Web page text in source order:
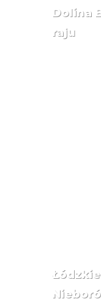
Dolina
raju